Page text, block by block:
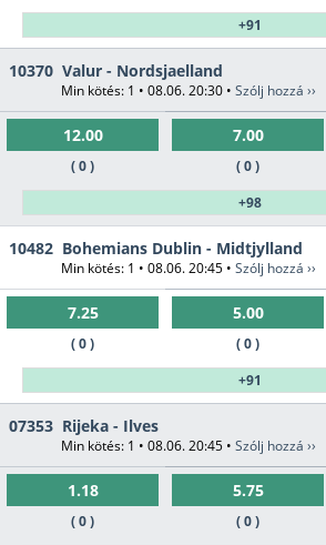
+91
10370 Valur - Nordsjaelland
Min kötés: 1 • 08.06. 20:30 • Szólj hozzá ››
12.00
( 0 )
7.00
( 0 )
+98
10482 Bohemians Dublin - Midtjylland
Min kötés: 1 • 08.06. 20:45 • Szólj hozzá ››
7.25
( 0 )
5.00
( 0 )
+91
07353 Rijeka - Ilves
Min kötés: 1 • 08.06. 20:45 • Szólj hozzá ››
1.18
( 0 )
5.75
( 0 )